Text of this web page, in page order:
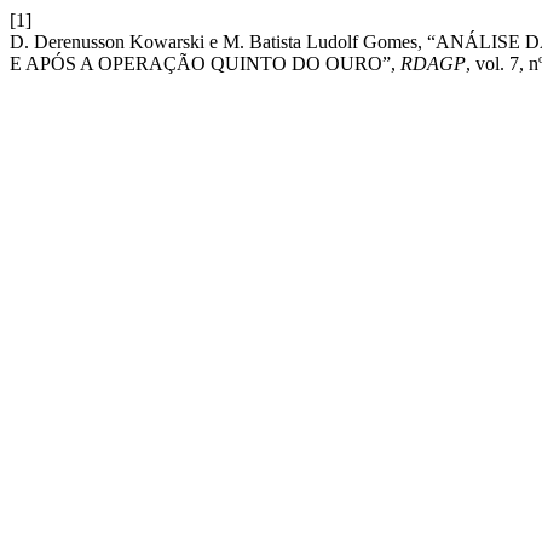
[1]
D. Derenusson Kowarski e M. Batista Ludolf Gomes,
E APÓS A OPERAÇÃO QUINTO DO OURO”, RDAGP, vol. 7,